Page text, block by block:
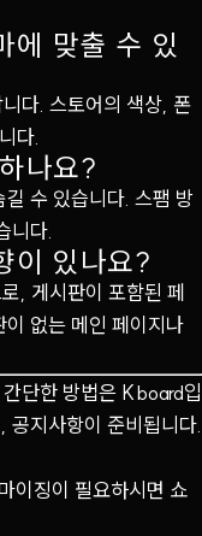
에 맞출 수 있
다. 스토어의 색상, 폰
다.
나요?
수 있습니다. 스팸 방
니다.
이 있나요?
, 게시판이 포함된 페
없는 메인 페이지나
단한 방법은 Kboard입
지사항이 준비됩니다.
이징이 필요하시면 쇼